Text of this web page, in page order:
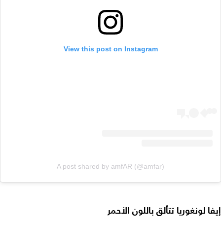
View this post on Instagram
A post shared by amfAR (@amfar)
إيفا لونغوريا تتألق باللون الأحمر